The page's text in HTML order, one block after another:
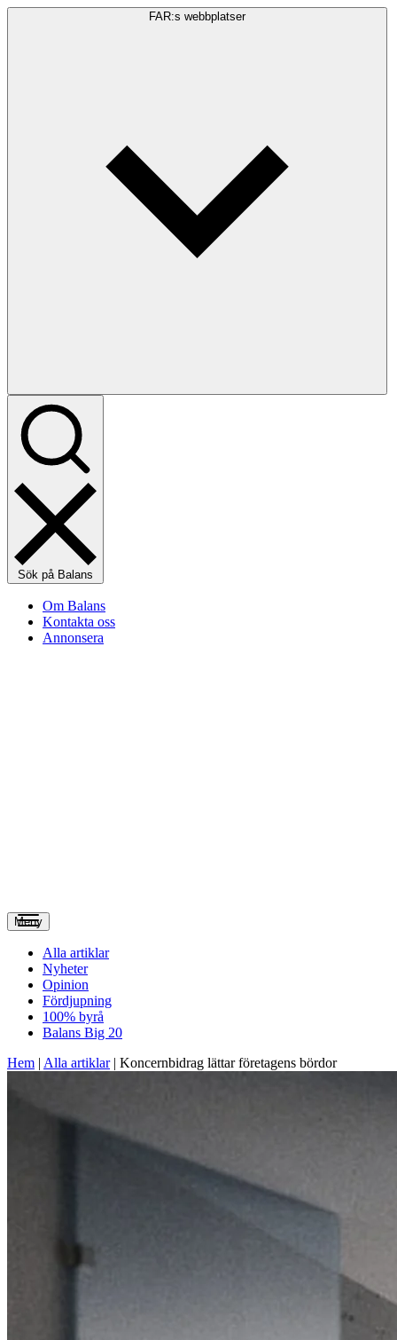
FAR:s webbplatser
Sök på Balans
Om Balans
Kontakta oss
Annonsera
Meny
Alla artiklar
Nyheter
Opinion
Fördjupning
100% byrå
Balans Big 20
Hem | Alla artiklar| Koncernbidrag lättar företagens bördor